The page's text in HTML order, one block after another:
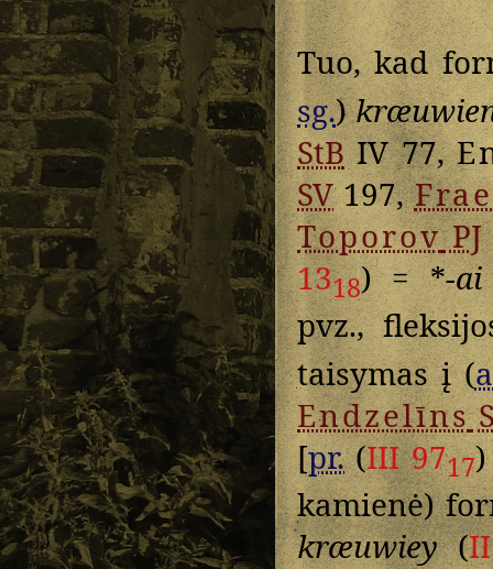
Tuo, kad
sg.)
StBIV 77,
SV197,
ToporovPJ
1318) = *-ai
pvz.,
taisymas į (
Endzelīns
[pr.(III 9717
kamienė)
kræuwiey(